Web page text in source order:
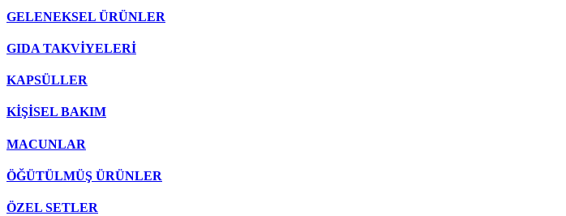
GELENEKSEL ÜRÜNLER
GIDA TAKVİYELERİ
KAPSÜLLER
KİŞİSEL BAKIM
MACUNLAR
ÖĞÜTÜLMÜŞ ÜRÜNLER
ÖZEL SETLER